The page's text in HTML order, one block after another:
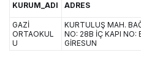
KURUM_ADI ADRES
GAZİ
ORTAOKUL
U
KURTULUŞ MAH.
NO: 28B İÇ KAPI NO:
GİRESUN